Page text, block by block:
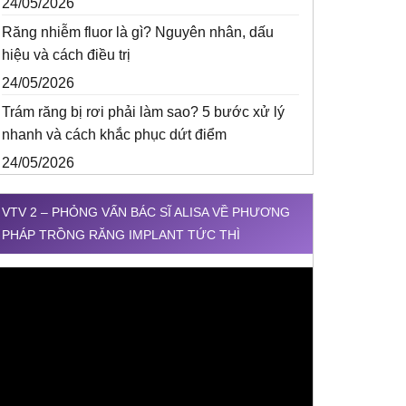
24/05/2026
Răng nhiễm fluor là gì? Nguyên nhân, dấu
hiệu và cách điều trị
24/05/2026
Trám răng bị rơi phải làm sao? 5 bước xử lý
nhanh và cách khắc phục dứt điểm
24/05/2026
VTV 2 – PHỎNG VẤN BÁC SĨ ALISA VỀ PHƯƠNG
PHÁP TRỒNG RĂNG IMPLANT TỨC THÌ